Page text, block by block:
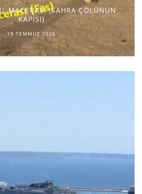
MACERASI (SAHRA ÇÖLÜNÜN
KAPISI)
19 TEMMUZ 2026